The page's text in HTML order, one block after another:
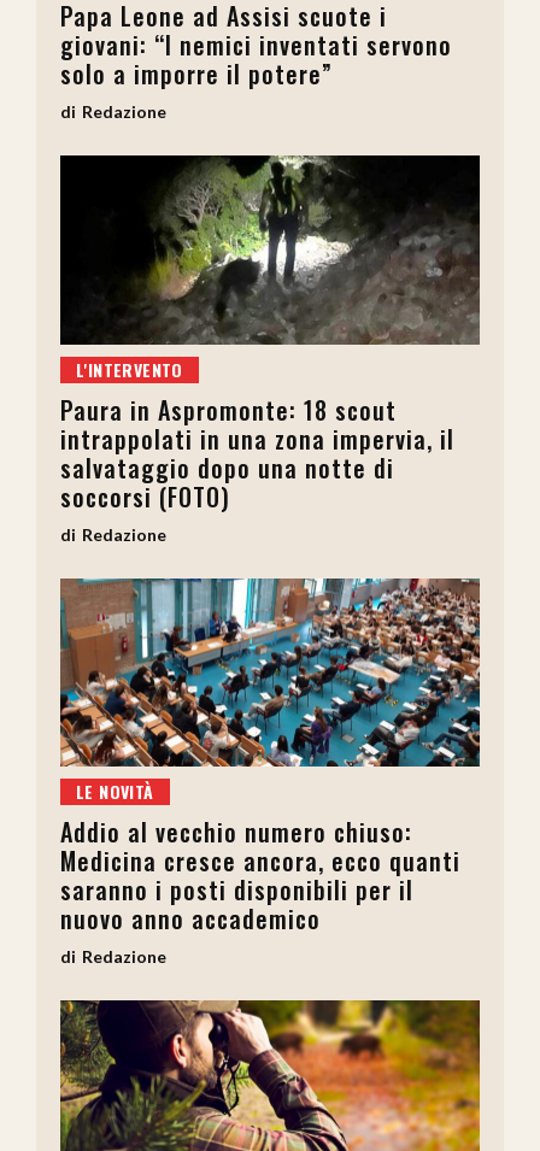
Papa Leone ad Assisi scuote i
giovani: “I nemici inventati servono
solo a imporre il potere”
Redazione
L'INTERVENTO
Paura in Aspromonte: 18 scout
intrappolati in una zona impervia, il
salvataggio dopo una notte di
soccorsi (FOTO)
Redazione
LE NOVITÀ
Addio al vecchio numero chiuso:
Medicina cresce ancora, ecco quanti
saranno i posti disponibili per il
nuovo anno accademico
Redazione